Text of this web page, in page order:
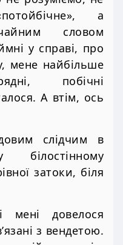
а
словом
у справі, про
мене найбільше
побічні
А втім, ось
слідчим в
білостінному
затоки, біля
мені довелося
з вендетою.